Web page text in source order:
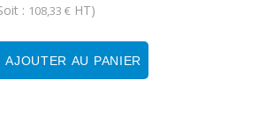
: 108,33 € HT)
AJOUTER AU PANIER